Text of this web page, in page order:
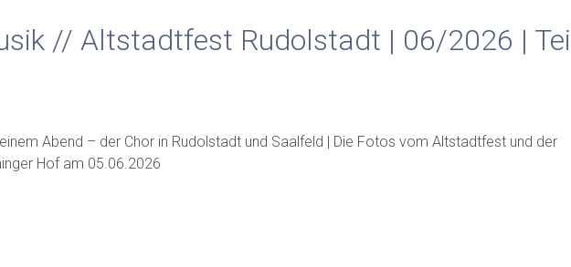
// Altstadtfest Rudolstadt | 06/2026 |
Abend – der Chor in Rudolstadt und Saalfeld | Die Fotos vom Altstadtfest und der
Hof am 05.06.2026